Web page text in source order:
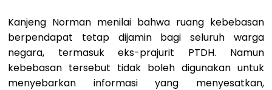
Kanjeng Norman menilai bahwa ruang kebebasan
berpendapat tetap dijamin bagi seluruh warga
negara, termasuk eks-prajurit PTDH. Namun
kebebasan tersebut tidak boleh digunakan untuk
menyebarkan informasi yang menyesatkan,